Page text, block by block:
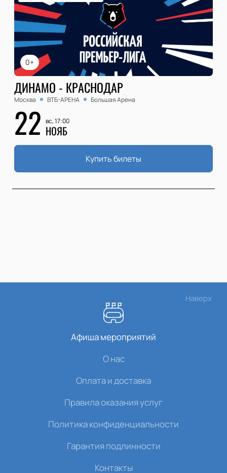
0+
ДИНАМО - КРАСНОДАР
Москва ВТБ-АРЕНА Большая Арена
22 вс, 17:00
НОЯБ
Купить билеты
Наверх
Афиша мероприятий
О нас
Оплата и доставка
Правила оказания услуг
Политика конфиденциальности
Гарантия подлинности
Контакты